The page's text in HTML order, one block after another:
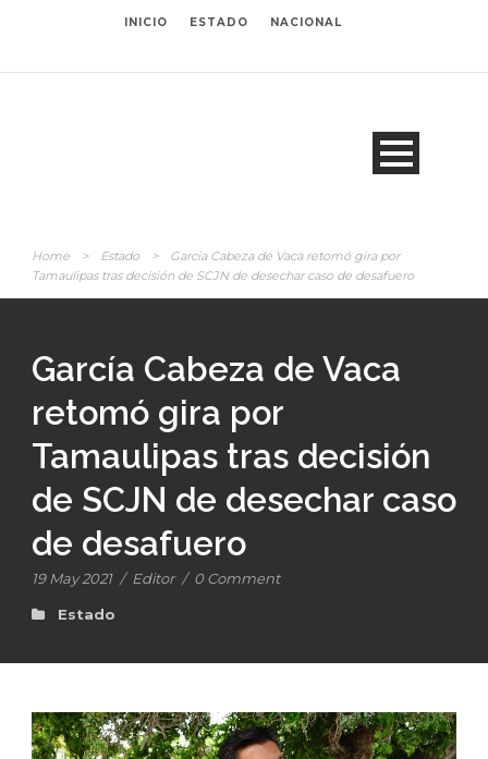
INICIO ESTADO NACIONAL
Home > Estado >
García Cabeza de Vaca retomó gira por
Tamaulipas tras decisión de SCJN de desechar caso de desafuero
García Cabeza de Vaca
retomó gira por
Tamaulipas tras decisión
de SCJN de desechar caso
de desafuero
19 May 2021 / Editor / 0 Comment
Estado